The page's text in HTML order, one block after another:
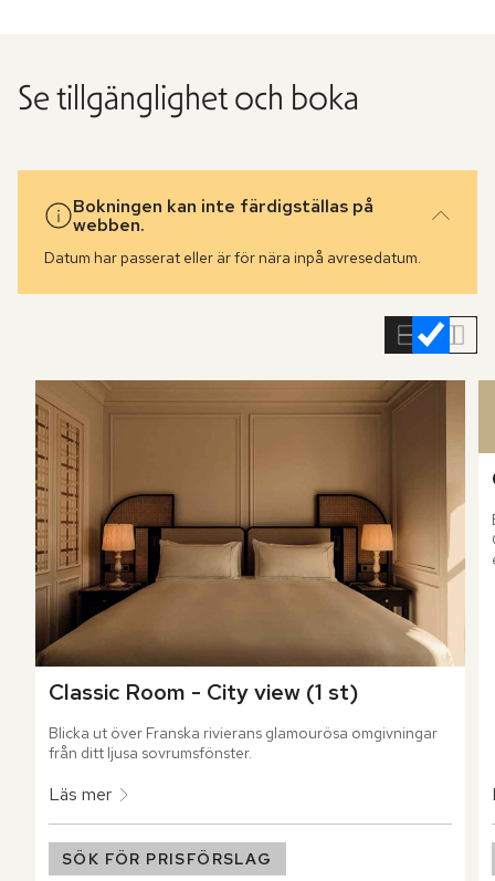
Se tillgänglighet och boka
Bokningen kan inte färdigställas på
webben.
Datum har passerat eller är för nära inpå avresedatum.
Hoppa
Classic Room - City view (1 st)
Blicka ut över Franska rivierans glamourösa omgivningar
från ditt ljusa sovrumsfönster.
Läs mer
SÖK FÖR PRISFÖRSLAG